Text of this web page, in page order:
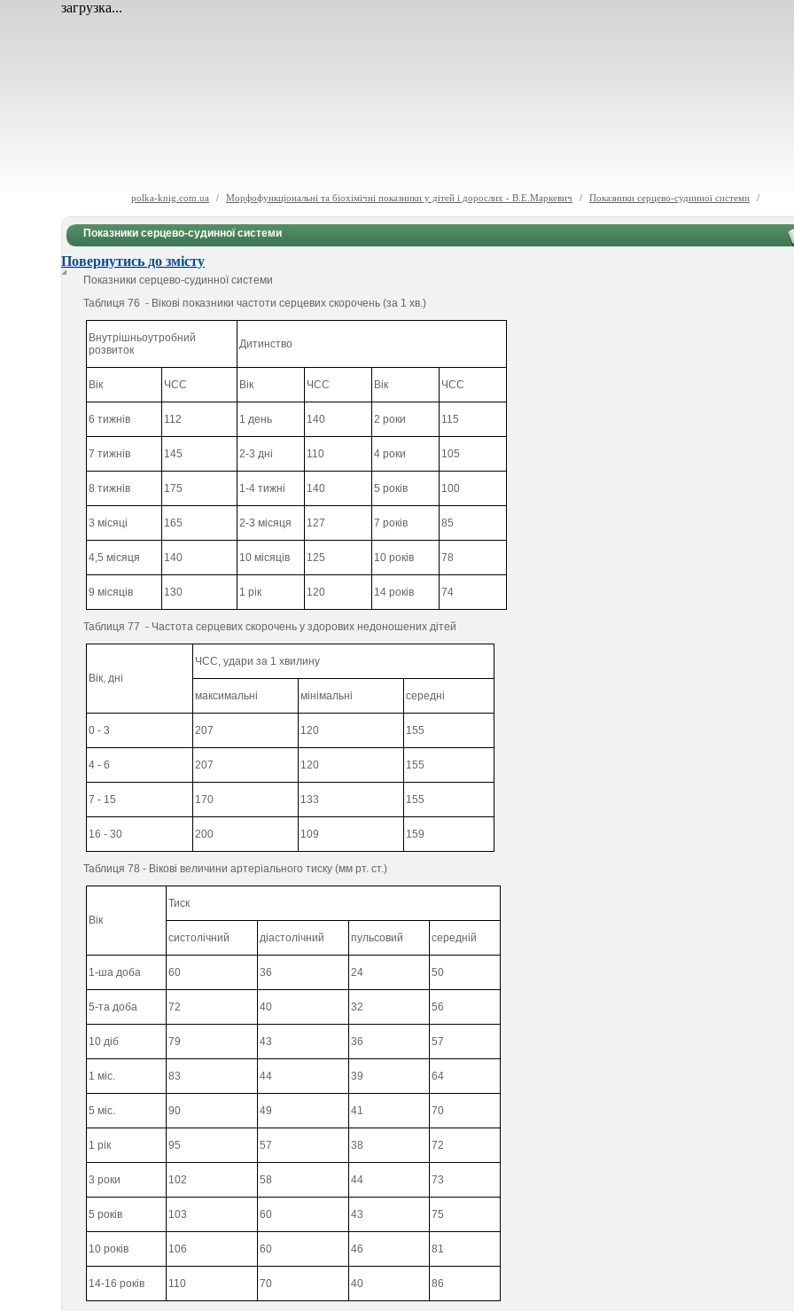
загрузка...
polka-knig.com.ua / Морфофункціональні та біохімічні показники у дітей і дорослих - В.Е.Маркевич / Показники серцево-судинної системи /
Показники серцево-судинної системи
Повернутись до змісту
Показники серцево-судинної системи
Таблиця 76 - Вікові показники частоти серцевих скорочень (за 1 хв.)
Внутрішньоутробний
розвиток
Дитинство
Вік ЧСС Вік ЧСС Вік ЧСС
6 тижнів 112 1 день 140 2 роки 115
7 тижнів 145 2-3 дні 110 4 роки 105
8 тижнів 175 1-4 тижні 140 5 років 100
3 місяці 165 2-3 місяця 127 7 років 85
4,5 місяця 140 10 місяців 125 10 років 78
9 місяців 130 1 рік 120 14 років 74
Таблиця 77 - Частота серцевих скорочень у здорових недоношених дітей
Вік, дні
ЧСС, удари за 1 хвилину
максимальні мінімальні середні
0 - 3 207 120 155
4 - 6 207 120 155
7 - 15 170 133 155
16 - 30 200 109 159
Таблиця 78 - Вікові величини артеріального тиску (мм рт. ст.)
Вік
Тиск
систолічний діастолічний пульсовий середній
1-ша доба 60 36 24 50
5-та доба 72 40 32 56
10 діб 79 43 36 57
1 міс. 83 44 39 64
5 міс. 90 49 41 70
1 рік 95 57 38 72
3 роки 102 58 44 73
5 років 103 60 43 75
10 років 106 60 46 81
14-16 років 110 70 40 86